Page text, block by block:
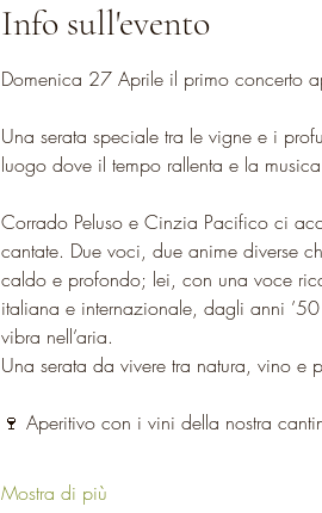
Info sull'evento
Domenica 27 Aprile il primo concerto
Una serata speciale tra le vigne e i
luogo dove il tempo rallenta e la
Corrado Peluso e Cinzia Pacifico ci
cantate. Due voci, due anime diverse
caldo e profondo; lei, con una voce
italiana e internazionale, dagli anni
vibra nell’aria.
Una serata da vivere tra natura, vino e
🍷 Aperitivo con i vini della nostra
Mostra di più